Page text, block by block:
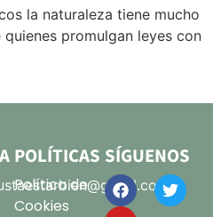
la naturaleza tiene mucho
promulgan leyes con
POLÍTICAS
Política de
Cookies
SÍGUENOS